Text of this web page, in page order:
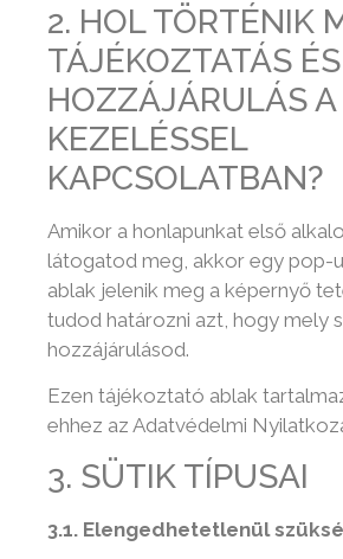
2. HOL TÖRTÉNIK
TÁJÉKOZTATÁS
HOZZÁJÁRULÁS A
KEZELÉSSEL
KAPCSOLATBAN?
Amikor a honlapunkat első
látogatod meg, akkor egy pop-
ablak jelenik meg a képernyő
tudod határozni azt, hogy mely
hozzájárulásod.
Ezen tájékoztató ablak
ehhez az Adatvédelmi
3. SÜTIK TÍPUSAI
3.1. Elengedhetetlenül